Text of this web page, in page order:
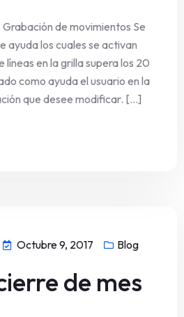
de movimientos Se
ayuda los cuales se activan
líneas en la grilla supera los 20
como ayuda el usuario en la
que desee modificar. [...]
Octubre 9, 2017 Blog
de mes